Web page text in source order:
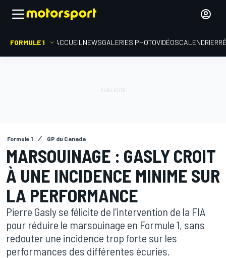
FORMULE 1 ACCUEIL NEWSGALERIES PHOTOVIDÉOSCALENDRIER
Formule 1 GP du Canada
MARSOUINAGE : GASLY CROIT
À UNE INCIDENCE MINIME SUR
LA PERFORMANCE
Pierre Gasly se félicite de l'intervention de la FIA
pour réduire le marsouinage en Formule 1, sans
redouter une incidence trop forte sur les
performances des différentes écuries.